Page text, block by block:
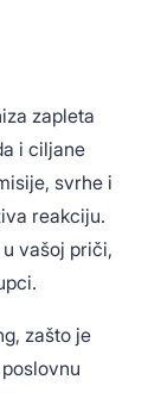
zapleta
i ciljane
svrhe i
reakciju.
vašoj priči,
zašto je